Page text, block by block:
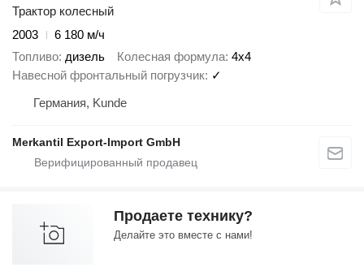
Трактор колесный
2003
6 180 м/ч
Топливо дизель Колесная формула 4x4
Навесной фронтальный погрузчик ✓
Германия, Kunde
Merkantil Export-Import GmbH
Продаете технику?
Делайте это вместе с нами!